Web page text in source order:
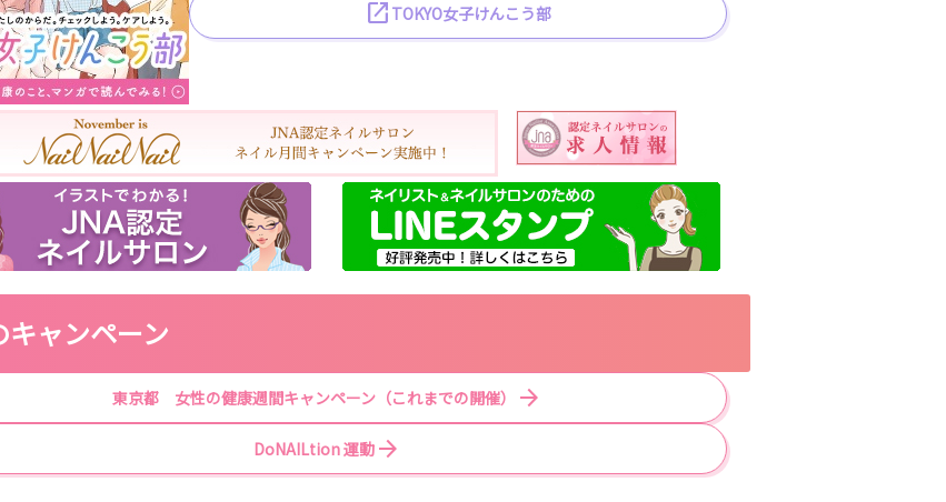
TOKYO女子けんこう部
キャンペーン
東京都 女性の健康週間キャンペーン（これまでの開催）
DoNAILtion 運動